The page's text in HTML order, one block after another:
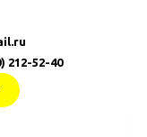
212-52-40